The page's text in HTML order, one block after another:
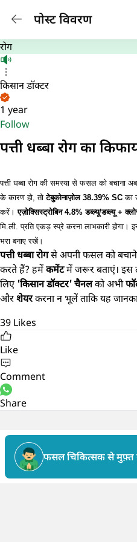
पोस्ट विवरण
रोग
किसान डॉक्टर
1 year
Follow
पत्ती धब्बा रोग का
पत्ती धब्बा रोग की समस्या से फसल को बचाना
के कारण हो, तोटेबुकोनाज़ोल 38.39% SCका
करें।एज़ोक्सिस्ट्रोबिन 4.8% डब्ल्यू/डब्ल्यू +
मि.ली. प्रति एकड़ स्प्रे करना लाभकारी
भरा बनाए रखें।
पत्ती धब्बा रोगसे अपनी फसल को
करते हैं? हमेंकमेंटमें जरूर बताएं। इस
लिए 'किसान डॉक्टर' चैनलको अभी
औरशेयरकरना न भूलें ताकि यह
39 Likes
Like
Comment
Share
फसल चिकित्सक से मुफ़्त